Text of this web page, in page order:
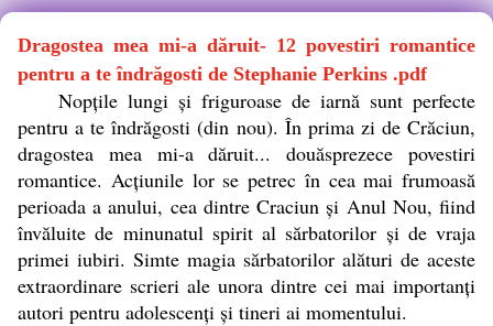
Dragostea mea mi-a dăruit- 12 povestiri romantice
pentru a te îndrăgosti de Stephanie Perkins .pdf
Nopțile lungi și friguroase de iarnă sunt perfecte
pentru a te îndrăgosti (din nou). În prima zi de Crăciun,
dragostea mea mi-a dăruit... douăsprezece povestiri
romantice. Acțiunile lor se petrec în cea mai frumoasă
perioada a anului, cea dintre Craciun și Anul Nou, fiind
învăluite de minunatul spirit al sărbatorilor și de vraja
primei iubiri. Simte magia sărbatorilor alături de aceste
extraordinare scrieri ale unora dintre cei mai importanți
autori pentru adolescenți și tineri ai momentului.